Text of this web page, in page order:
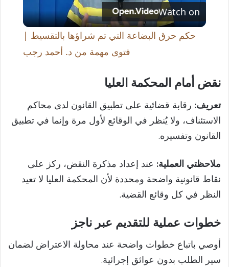
l
a
y
V
d
Watch on
حكم حرق البضاعة التي تم شراؤها بالتقسيط |
فتوى مهمة من د. أحمد رجب
نقض أمام المحكمة العليا
تعريف: رقابة قضائية على تطبيق القانون لدى محاكم
الاستئناف، ولا يُنظر في الوقائع لأول مرة وإنما في تطبيق
القانون وتفسيره.
ملاحظتي العملية: عند إعداد مذكرة النقض، ركز على
نقاط قانونية واضحة ومحددة لأن المحكمة العليا لا تعيد
النظر في كل وقائع القضية.
خطوات عملية للتقديم عبر ناجز
أوصي باتباع خطوات واضحة عند محاولة الاعتراض لضمان
سير الطلب بدون عوائق إجرائية.